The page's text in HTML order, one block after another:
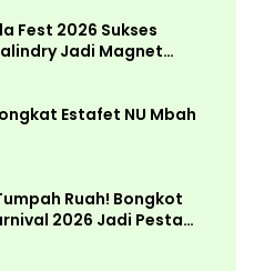
Fest 2026 Sukses
Jadi Magnet
Estafet NU Mbah
Ruah! Bongkot
2026 Jadi Pesta
di Peterongan